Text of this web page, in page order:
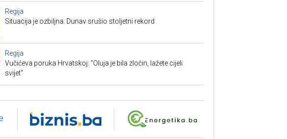
Regija
Situacija je ozbiljna: Dunav srušio stoljetni rekord
Regija
Vučićeva poruka Hrvatskoj: "Oluja je bila zločin, lažete cijeli
svijet"